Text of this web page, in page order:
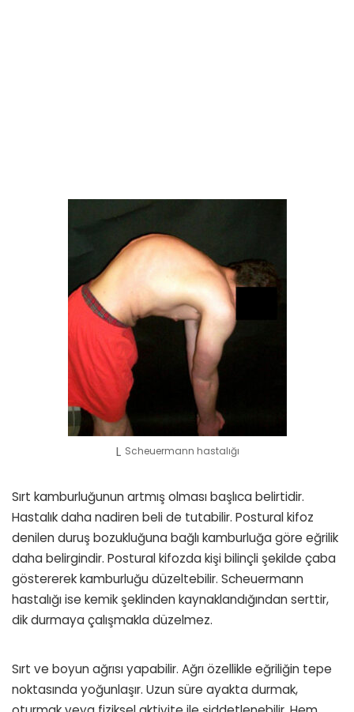
Scheuermann hastalığı
Sırt kamburluğunun artmış olması başlıca belirtidir.
Hastalık daha nadiren beli de tutabilir. Postural kifoz
denilen duruş bozukluğuna bağlı kamburluğa göre eğrilik
daha belirgindir. Postural kifozda kişi bilinçli şekilde çaba
göstererek kamburluğu düzeltebilir. Scheuermann
hastalığı ise kemik şeklinden kaynaklandığından serttir,
dik durmaya çalışmakla düzelmez.
Sırt ve boyun ağrısı yapabilir. Ağrı özellikle eğriliğin tepe
noktasında yoğunlaşır. Uzun süre ayakta durmak,